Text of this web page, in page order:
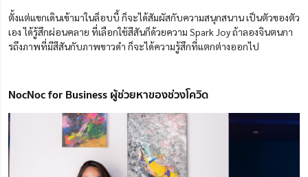
ตั้งแต่แขกเดินเข้ามาในล็อบบี้ ก็จะได้สัมผัสกับความสนุกสนาน เป็นตัวของตัว
เอง ได้รู้สึกผ่อนคลาย ที่เลือกใช้สีสันก็ด้วยความ Spark Joy ถ้าลองจินตนกา
รถึงภาพที่มีสีสันกับภาพขาวดำ ก็จะได้ความรู้สึกที่แตกต่างออกไป
NocNoc for Business ผู้ช่วยหาของช่วงโควิด